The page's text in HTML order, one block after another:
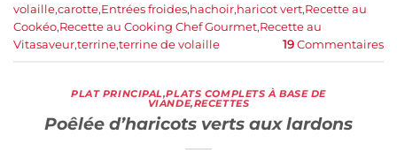
volaille,carotte,Entrées froides,hachoir,haricot vert,Recette au
Cookéo,Recette au Cooking Chef Gourmet,Recette au
Vitasaveur,terrine,terrine de volaille 19 Commentaires
PLAT PRINCIPAL,PLATS COMPLETS À BASE DE
VIANDE,RECETTES
Poêlée d’haricots verts aux lardons